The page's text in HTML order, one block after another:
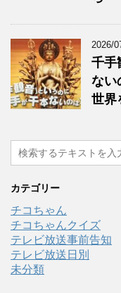
2026/
千手
ない
世界
カテゴリー
チコちゃん
チコちゃんクイズ
テレビ放送事前告知
テレビ放送日別
未分類